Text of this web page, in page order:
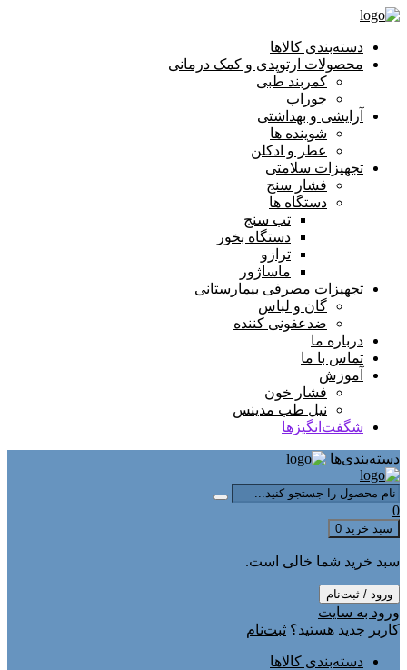
دسته‌بندی کالاها
محصولات ارتوپدی و کمک درمانی
کمربند طبی
جوراب
آرایشی و بهداشتی
شوینده ها
عطر و ادکلن
تجهیزات سلامتی
فشار سنج
دستگاه ها
تب سنج
دستگاه بخور
ترازو
ماساژور
تجهیزات مصرفی بیمارستانی
گان و لباس
ضدعفونی کننده
درباره ما
تماس با ما
آموزش
فشار خون
نیل طب مدینس
شگفت‌انگیزها
دسته‌بندی‌ها
0
سبد خرید 0
سبد خرید شما خالی است.
ورود / ثبت‌نام
ورود به سایت
کاربر جدید هستید؟ ثبت‌نام
دسته‌بندی کالاها